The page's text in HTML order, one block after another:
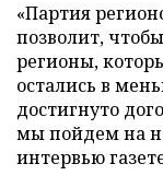
«Партия
позволит,
регионы,
остались в
достигнуто
мы пойдем на
интервью